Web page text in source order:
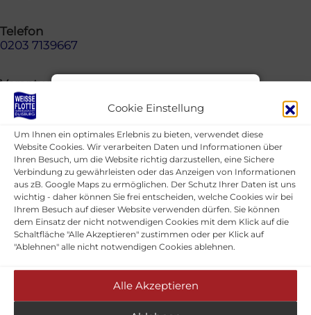
Cookie Einstellung
Um Ihnen ein optimales Erlebnis zu bieten, verwendet diese
Website Cookies. Wir verarbeiten Daten und Informationen über
Ihren Besuch, um die Website richtig darzustellen, eine Sichere
Verbindung zu gewährleisten oder das Anzeigen von Informationen
aus zB. Google Maps zu ermöglichen. Der Schutz Ihrer Daten ist uns
wichtig - daher können Sie frei entscheiden, welche Cookies wir bei
Ihrem Besuch auf dieser Website verwenden dürfen. Sie können
dem Einsatz der nicht notwendigen Cookies mit dem Klick auf die
Schaltfläche "Alle Akzeptieren" zustimmen oder per Klick auf
"Ablehnen" alle nicht notwendigen Cookies ablehnen.
Alle Akzeptieren
Telefon
0203 7139667
Verantwortlich für den Inhalt
Ingo Seehafer-Radschun
Umsatzsteuer-ID
DE352775473
Register
Amtsgericht Duisburg, HRB 35447
Vertretungsberechtigter
Ingo Seehafer-Radschun
Hafenrundfahrt Büro
Sehr geehrte Damen und
Herren, bitte rufen Sie uns
nicht mit Fragen zum
Niedrigwasser an. Wir fahren
nach Fahrplan. Wenn es zu
Ausfällen kommen sollte, wird
es hier auf unserer Homepage
stehen. Mit freundlichen